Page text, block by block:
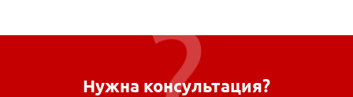
Нужна консультация?